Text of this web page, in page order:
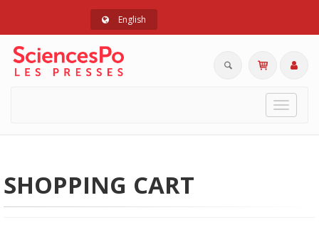
English
Toggle
SHOPPING CART